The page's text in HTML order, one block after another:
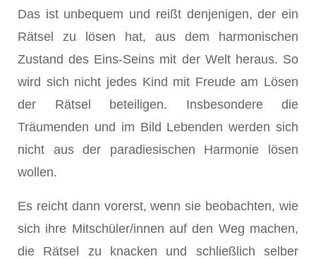
Das ist unbequem und reißt denjenigen, der ein
Rätsel zu lösen hat, aus dem harmonischen
Zustand des Eins-Seins mit der Welt heraus. So
wird sich nicht jedes Kind mit Freude am Lösen
der Rätsel beteiligen. Insbesondere die
Träumenden und im Bild Lebenden werden sich
nicht aus der paradiesischen Harmonie lösen
wollen.
Es reicht dann vorerst, wenn sie beobachten, wie
sich ihre Mitschüler/innen auf den Weg machen,
die Rätsel zu knacken und schließlich selber